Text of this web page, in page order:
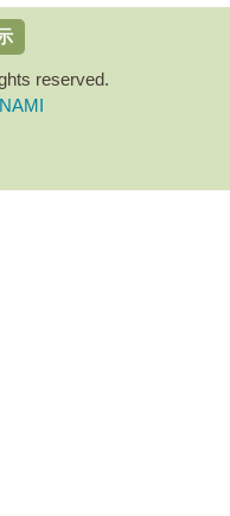
reserved.